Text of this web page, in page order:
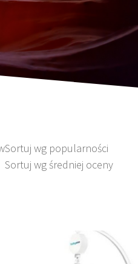
Sortuj wg popularności
Sortuj wg średniej oceny